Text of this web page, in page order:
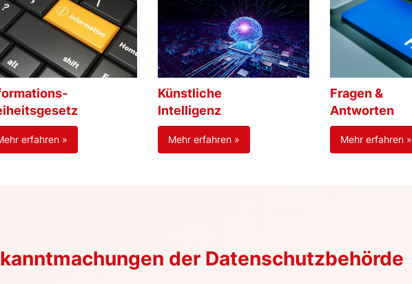
erfahren »
Künstliche
Intelligenz
Mehr erfahren »
Fragen &
Antworten
Mehr erfahren »
der Datenschutzbehörde